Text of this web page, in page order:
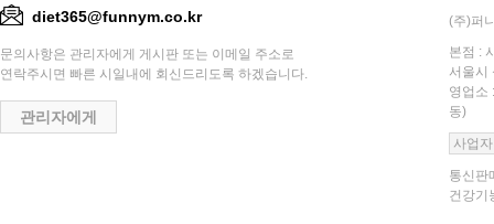
diet365@funnym.co.kr
문의사항은 관리자에게 게시판 또는 이메일 주소로
연락주시면 빠른 시일내에 회신드리도록 하겠습니다.
관리자에게
(주)퍼
본점 :
서울시
영업소
동)
사업
통신판
건강기